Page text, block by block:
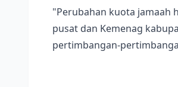
"Perubahan kuota jamaah
pusat dan Kemenag
pertimbangan-